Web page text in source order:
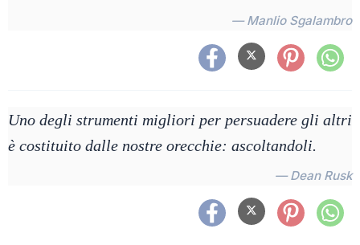
— Manlio Sgalambro
Uno degli strumenti migliori per persuadere gli altri
è costituito dalle nostre orecchie: ascoltandoli.
— Dean Rusk